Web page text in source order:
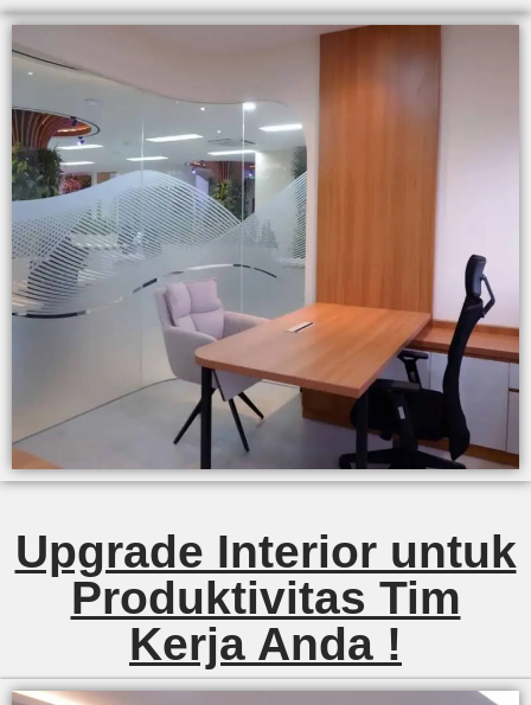
Upgrade Interior untuk
Produktivitas Tim
Kerja Anda !